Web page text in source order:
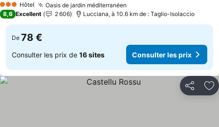
3 ÉtoilesHôtel Oasis de jardin méditerranéen
8,6 Excellent 2 606 Lucciana, à 10.6 km de : Taglio-Isolaccio
De 78 €
Consulter les prix de 16 sites Consulter les prix
Partager